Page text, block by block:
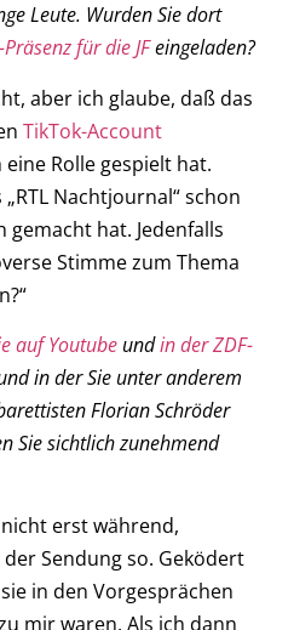
Leute. Wurden Sie dort
für die JFeingeladen?
aber ich glaube, daß das
TikTok-Account
eine Rolle gespielt hat.
Nachtjournal“ schon
hat. Jedenfalls
Stimme zum Thema
auf Youtube undin der ZDF-
in der Sie unter anderem
Florian Schröder
Sie sichtlich zunehmend
erst während,
Sendung so. Geködert
in den Vorgesprächen
mir waren. Als ich dann